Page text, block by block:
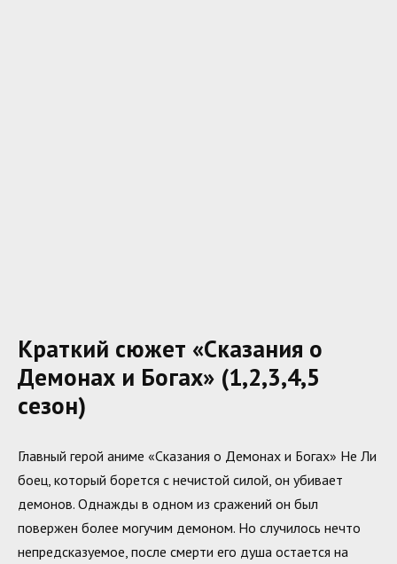
Краткий сюжет «Сказания о
Демонах и Богах» (1,2,3,4,5
сезон)
Главный герой аниме «Сказания о Демонах и Богах» Не Ли
боец, который борется с нечистой силой, он убивает
демонов. Однажды в одном из сражений он был
повержен более могучим демоном. Но случилось нечто
непредсказуемое, после смерти его душа остается на